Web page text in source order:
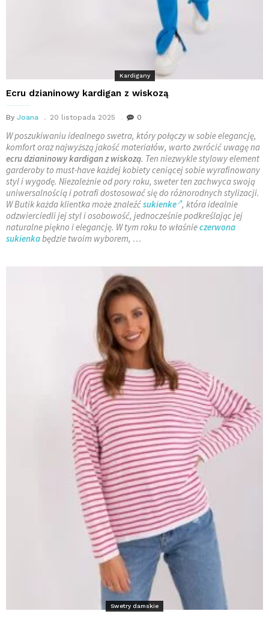
Kardigany
Ecru dzianinowy kardigan z wiskozą
By Joana 20 listopada 2025 0
W poszukiwaniu idealnego swetra, który połączy w sobie elegancję,
komfort oraz najwyższą jakość materiałów, warto zwrócić uwagę na
ecru dzianinowy kardigan z wiskozą. Ten niezwykle stylowy element
garderoby to must-have każdej kobiety ceniącej sobie wyrafinowany
styl i wygodę. Niezależnie od pory roku, sweter ten zachwyca swoją
uniwersalnością i potrafi dostosować się do różnorodnych stylizacji.
W Butik każda klientka może znaleźćsukienke , która idealnie
odzwierciedli jej styl i osobowość, jednocześnie podkreślając jej
naturalne piękno i elegancję. W tym roku to właśnieczerwona
sukienkabędzie twoim wyborem, …
Swetry damskie